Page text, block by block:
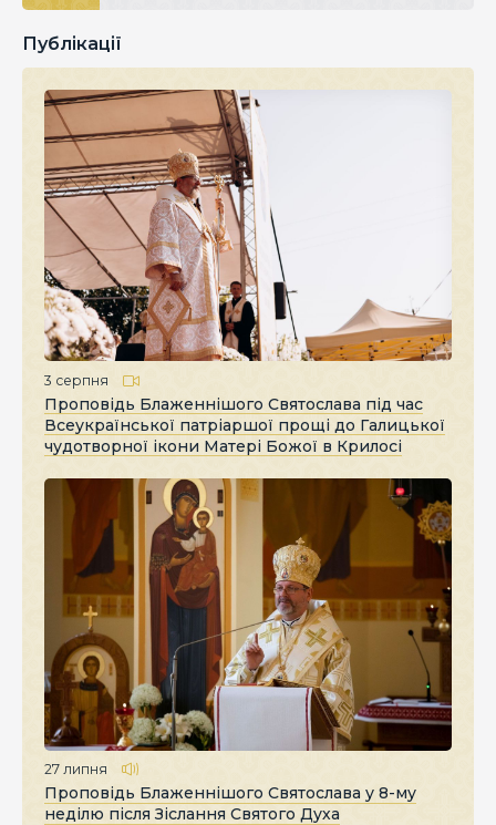
Публікації
3 серпня
Проповідь Блаженнішого Святослава під час
Всеукраїнської патріаршої прощі до Галицької
чудотворної ікони Матері Божої в Крилосі
27 липня
Проповідь Блаженнішого Святослава у 8-му
неділю після Зіслання Святого Духа